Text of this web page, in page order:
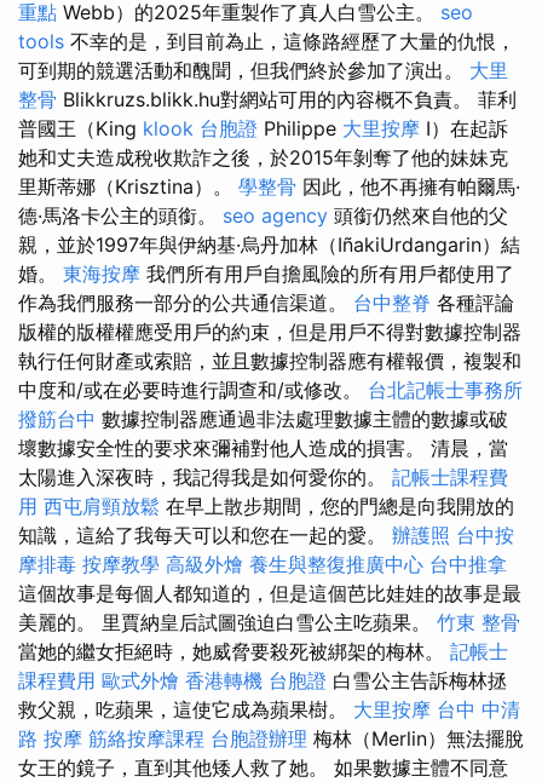
重點 Webb）的2025年重製作了真人白雪公主。 seo
tools 不幸的是，到目前為止，這條路經歷了大量的仇恨，
可到期的競選活動和醜聞，但我們終於參加了演出。 大里
整骨 Blikkruzs.blikk.hu對網站可用的內容概不負責。 菲利
普國王（King klook 台胞證 Philippe 大里按摩 I）在起訴
她和丈夫造成稅收欺詐之後，於2015年剝奪了他的妹妹克
里斯蒂娜（Krisztina）。 學整骨 因此，他不再擁有帕爾馬·
德·馬洛卡公主的頭銜。 seo agency 頭銜仍然來自他的父
親，並於1997年與伊納基·烏丹加林（IñakiUrdangarin）結
婚。 東海按摩 我們所有用戶自擔風險的所有用戶都使用了
作為我們服務一部分的公共通信渠道。 台中整脊 各種評論
版權的版權權應受用戶的約束，但是用戶不得對數據控制器
執行任何財產或索賠，並且數據控制器應有權報價，複製和
中度和/或在必要時進行調查和/或修改。 台北記帳士事務所
撥筋台中 數據控制器應通過非法處理數據主體的數據或破
壞數據安全性的要求來彌補對他人造成的損害。 清晨，當
太陽進入深夜時，我記得我是如何愛你的。 記帳士課程費
用 西屯肩頸放鬆 在早上散步期間，您的門總是向我開放的
知識，這給了我每天可以和您在一起的愛。 辦護照 台中按
摩排毒 按摩教學 高級外燴 養生與整復推廣中心 台中推拿
這個故事是每個人都知道的，但是這個芭比娃娃的故事是最
美麗的。 里賈納皇后試圖強迫白雪公主吃蘋果。 竹東 整骨
當她的繼女拒絕時，她威脅要殺死被綁架的梅林。 記帳士
課程費用 歐式外燴 香港轉機 台胞證 白雪公主告訴梅林拯
救父親，吃蘋果，這使它成為蘋果樹。 大里按摩 台中 中清
路 按摩 筋絡按摩課程 台胞證辦理 梅林（Merlin）無法擺脫
女王的鏡子，直到其他矮人救了她。 如果數據主體不同意